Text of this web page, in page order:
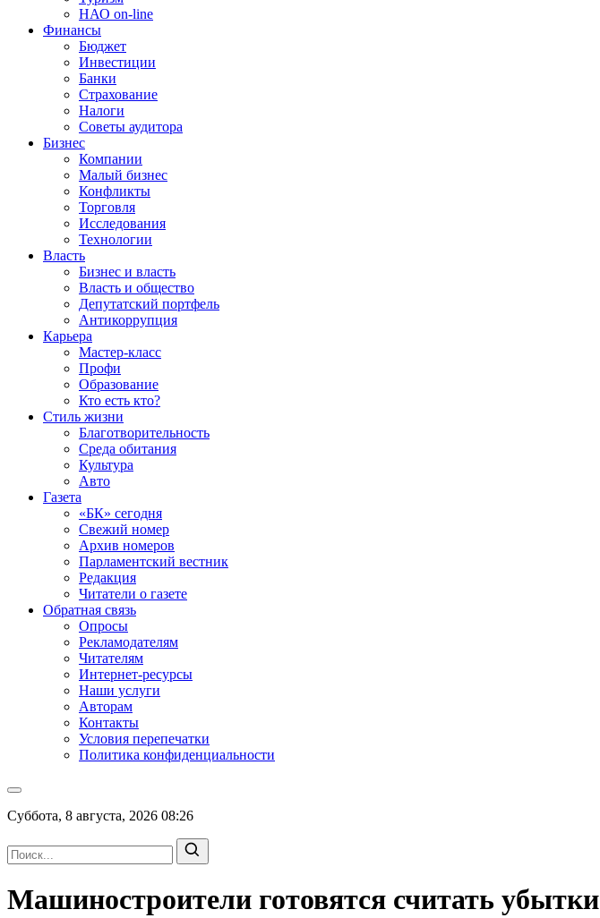
НАО on-line
Финансы
Бюджет
Инвестиции
Банки
Страхование
Налоги
Советы аудитора
Бизнес
Компании
Малый бизнес
Конфликты
Торговля
Исследования
Технологии
Власть
Бизнес и власть
Власть и общество
Депутатский портфель
Антикоррупция
Карьера
Мастер-класс
Профи
Образование
Кто есть кто?
Стиль жизни
Благотворительность
Среда обитания
Культура
Авто
Газета
«БК» сегодня
Свежий номер
Архив номеров
Парламентский вестник
Редакция
Читатели о газете
Обратная связь
Опросы
Рекламодателям
Читателям
Интернет-ресурсы
Наши услуги
Авторам
Контакты
Условия перепечатки
Политика конфиденциальности
Суббота, 8 августа, 2026 08:26
Машиностроители готовятся считать убытки